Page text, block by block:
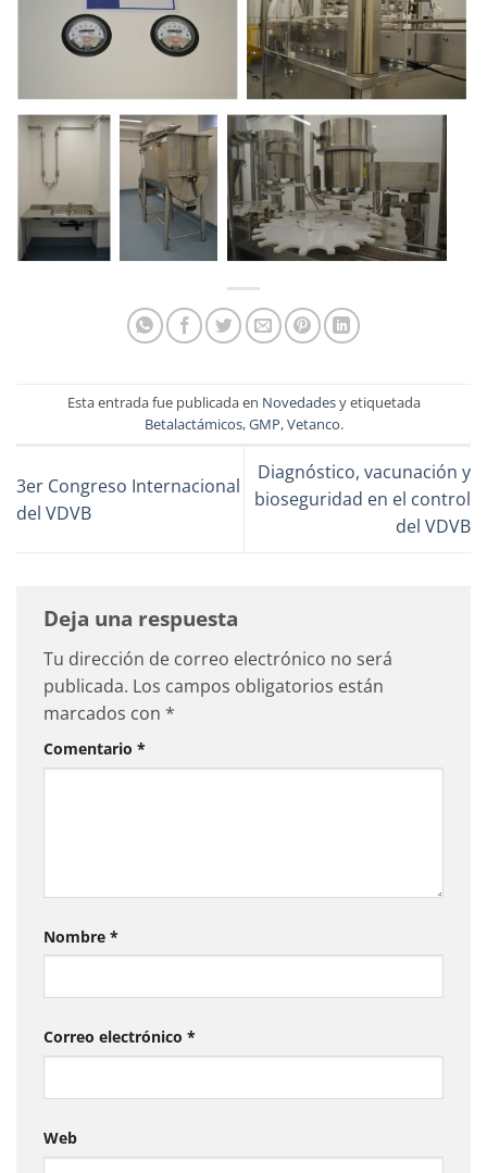
Esta entrada fue publicada en Novedadesy etiquetada
Betalactámicos,GMP,Vetanco.
3er Congreso Internacional
del VDVB
Diagnóstico, vacunación y
bioseguridad en el control
del VDVB
Deja una respuesta
Tu dirección de correo electrónico no será
publicada. Los campos obligatorios están
marcados con *
Comentario *
Nombre *
Correo electrónico *
Web